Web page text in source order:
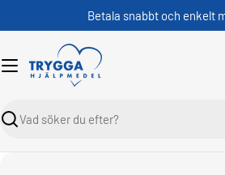
Betala snabbt och enkelt
Sök